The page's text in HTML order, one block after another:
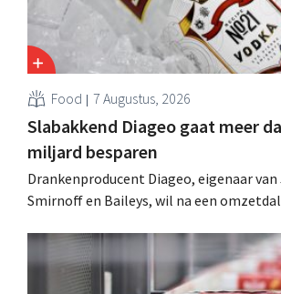
Food 7 Augustus, 2026
Slabakkend Diageo gaat meer
miljard besparen
Drankenproducent Diageo, eigenaar
Smirnoff en Baileys, wil na een
andere Guiness en voorgemixte